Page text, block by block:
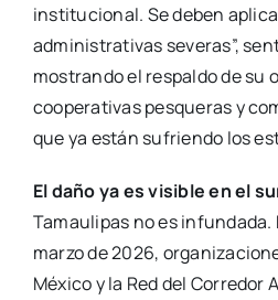
institucional. Se deben
administrativas severas”,
mostrando el respaldo de su
cooperativas pesqueras y
que ya están sufriendo los
El daño ya es visible en el
Tamaulipas no es infundada.
marzo de 2026,
México y la Red del Corredor